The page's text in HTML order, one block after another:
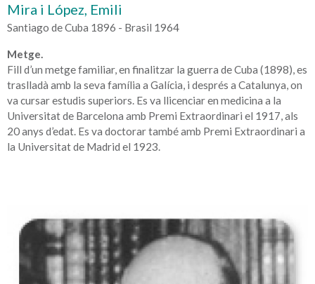
Mira i López, Emili
Santiago de Cuba 1896 - Brasil 1964
Metge.
Fill d’un metge familiar, en finalitzar la guerra de Cuba (1898), es
traslladà amb la seva família a Galícia, i després a Catalunya, on
va cursar estudis superiors. Es va llicenciar en medicina a la
Universitat de Barcelona amb Premi Extraordinari el 1917, als
20 anys d’edat. Es va doctorar també amb Premi Extraordinari a
la Universitat de Madrid el 1923.